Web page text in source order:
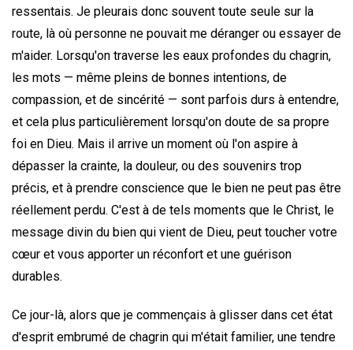
ressentais. Je pleurais donc souvent toute seule sur la
route, là où personne ne pouvait me déranger ou essayer de
m'aider. Lorsqu'on traverse les eaux profondes du chagrin,
les mots — même pleins de bonnes intentions, de
compassion, et de sincérité — sont parfois durs à entendre,
et cela plus particulièrement lorsqu'on doute de sa propre
foi en Dieu. Mais il arrive un moment où l'on aspire à
dépasser la crainte, la douleur, ou des souvenirs trop
précis, et à prendre conscience que le bien ne peut pas être
réellement perdu. C'est à de tels moments que le Christ, le
message divin du bien qui vient de Dieu, peut toucher votre
cœur et vous apporter un réconfort et une guérison
durables.
Ce jour-là, alors que je commençais à glisser dans cet état
d'esprit embrumé de chagrin qui m'était familier, une tendre